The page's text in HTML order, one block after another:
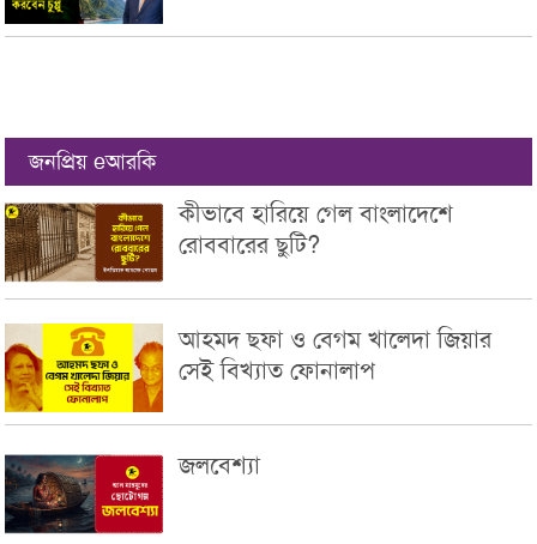
জনপ্রিয় eআরকি
কীভাবে হারিয়ে গেল বাংলাদেশে
রোববারের ছুটি?
আহমদ ছফা ও বেগম খালেদা জিয়ার
সেই বিখ্যাত ফোনালাপ
জলবেশ্যা